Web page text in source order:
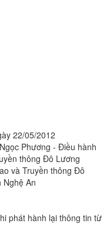
22/05/2012
Phương - Điều hành
thông Đô Lương
và Truyền thông Đô
An
phát hành lại thông tin từ